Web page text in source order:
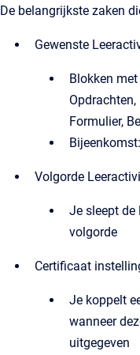
De belangrijkste zaken
Gewenste
Blokken
Formulier,
Volgorde
Je sleept de
volgorde
Certificaat
Je koppelt
wanneer
uitgegeven